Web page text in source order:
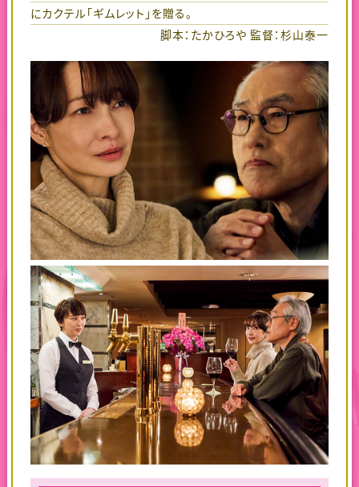
にカクテル「ギムレット」を贈る。
脚本：たかひろや 監督：杉山泰一